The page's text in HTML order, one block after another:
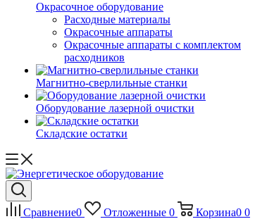
Окрасочное оборудование
Расходные материалы
Окрасочные аппараты
Окрасочные аппараты с комплектом
расходников
Магнитно-сверлильные станки
Оборудование лазерной очистки
Складские остатки
Сравнение0 Отложенные 0 Корзина0 0